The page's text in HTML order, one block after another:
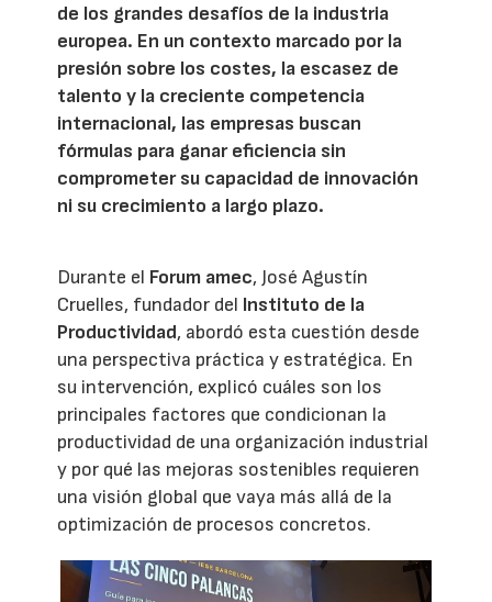
de los grandes desafíos de la industria
europea. En un contexto marcado por la
presión sobre los costes, la escasez de
talento y la creciente competencia
internacional, las empresas buscan
fórmulas para ganar eficiencia sin
comprometer su capacidad de innovación
ni su crecimiento a largo plazo.
Durante el Forum amec, José Agustín
Cruelles, fundador del Instituto de la
Productividad, abordó esta cuestión desde
una perspectiva práctica y estratégica. En
su intervención, explicó cuáles son los
principales factores que condicionan la
productividad de una organización industrial
y por qué las mejoras sostenibles requieren
una visión global que vaya más allá de la
optimización de procesos concretos.